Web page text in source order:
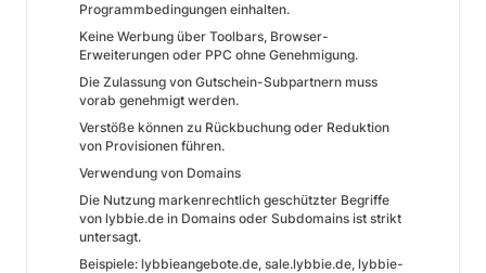
Programmbedingungen einhalten.
Keine Werbung über Toolbars, Browser-
Erweiterungen oder PPC ohne Genehmigung.
Die Zulassung von Gutschein-Subpartnern muss
vorab genehmigt werden.
Verstöße können zu Rückbuchung oder Reduktion
von Provisionen führen.
Verwendung von Domains
Die Nutzung markenrechtlich geschützter Begriffe
von lybbie.de in Domains oder Subdomains ist strikt
untersagt.
Beispiele: lybbieangebote.de, sale.lybbie.de, lybbie-